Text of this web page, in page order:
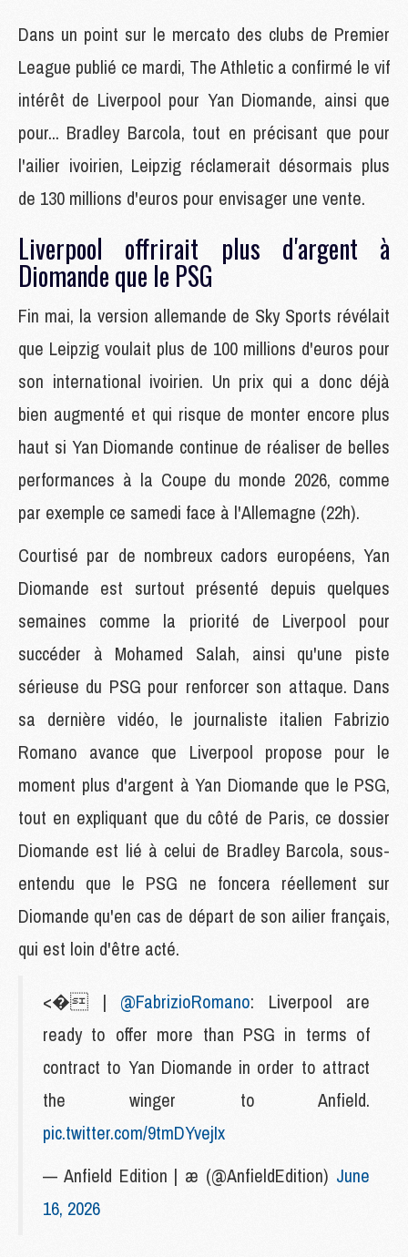
Dans un point sur le mercato des clubs de Premier
League publié ce mardi, The Athletic a confirmé le vif
intérêt de Liverpool pour Yan Diomande, ainsi que
pour... Bradley Barcola, tout en précisant que pour
l'ailier ivoirien, Leipzig réclamerait désormais plus
de 130 millions d'euros pour envisager une vente.
Liverpool offrirait plus d'argent à
Diomande que le PSG
Fin mai, la version allemande de Sky Sports révélait
que Leipzig voulait plus de 100 millions d'euros pour
son international ivoirien. Un prix qui a donc déjà
bien augmenté et qui risque de monter encore plus
haut si Yan Diomande continue de réaliser de belles
performances à la Coupe du monde 2026, comme
par exemple ce samedi face à l'Allemagne (22h).
Courtisé par de nombreux cadors européens, Yan
Diomande est surtout présenté depuis quelques
semaines comme la priorité de Liverpool pour
succéder à Mohamed Salah, ainsi qu'une piste
sérieuse du PSG pour renforcer son attaque. Dans
sa dernière vidéo, le journaliste italien Fabrizio
Romano avance que Liverpool propose pour le
moment plus d'argent à Yan Diomande que le PSG,
tout en expliquant que du côté de Paris, ce dossier
Diomande est lié à celui de Bradley Barcola, sous-
entendu que le PSG ne foncera réellement sur
Diomande qu'en cas de départ de son ailier français,
qui est loin d'être acté.
<� | @FabrizioRomano: Liverpool are
ready to offer more than PSG in terms of
contract to Yan Diomande in order to attract
the winger to Anfield.
pic.twitter.com/9tmDYvejIx
— Anfield Edition | æ (@AnfieldEdition) June
16, 2026